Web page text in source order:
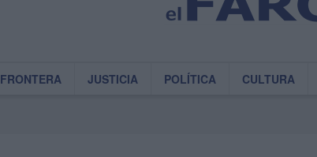
FRONTERA JUSTICIA POLÍTICA CULTURA